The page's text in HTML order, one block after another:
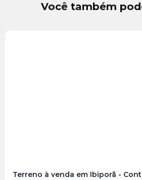
Você também
Terreno à venda em Ibiporã -